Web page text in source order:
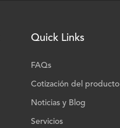
Quick Links
FAQs
Cotización del producto
Noticias y Blog
Servicios